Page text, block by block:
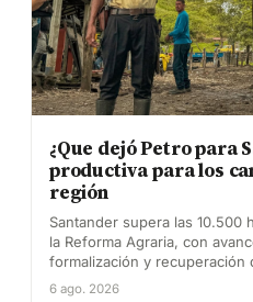
¿Que dejó Petro para
productiva para los
región
Santander supera las 10.500
la Reforma Agraria, con
formalización y recuperación
6 ago. 2026